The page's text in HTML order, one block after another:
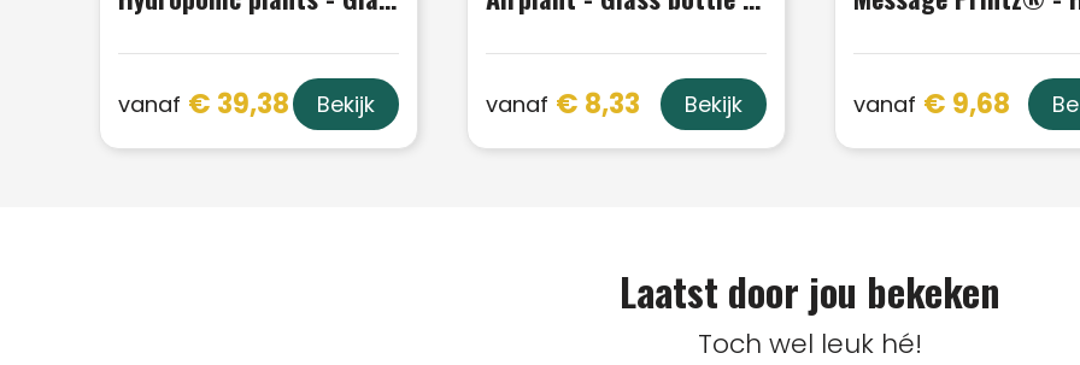
vanaf € 39,38 Bekijk vanaf € 8,33 Bekijk vanaf € 9,68
Laatst door jou bekeken
Toch wel leuk hé!